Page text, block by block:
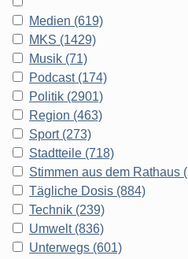
Medien (619)
MKS (1429)
Musik (71)
Podcast (174)
Politik (2901)
Region (463)
Sport (273)
Stadtteile (718)
Stimmen aus dem Rathaus
Tägliche Dosis (884)
Technik (239)
Umwelt (836)
Unterwegs (601)